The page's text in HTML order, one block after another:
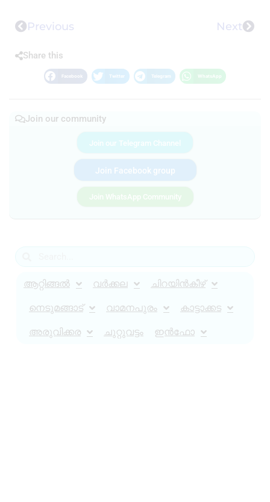
Previous Next
Share this
Facebook Twitter Telegram WhatsApp
Join our community
Join our Telegram Channel
Join Facebook group
Join WhatsApp Community
ആറ്റിങ്ങൽ വർക്കല ചിറയിൻകീഴ്
നെടുമങ്ങാട് വാമനപുരം കാട്ടാക്കട
അരുവിക്കര ചുറ്റുവട്ടം ഇൻഫോ